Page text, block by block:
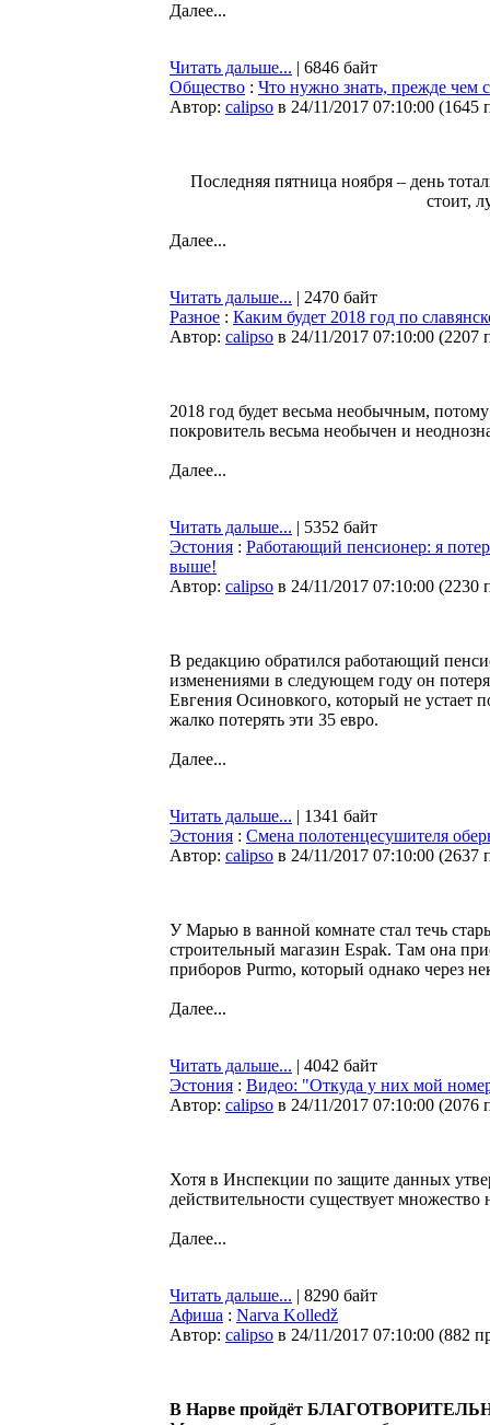
Далее...
Читать дальше... | 6846 байт
Общество : Что нужно знать, прежде чем
Автор: calipso в 24/11/2017 07:10:00 (1645
Последняя пятница ноября – день
стоит,
Далее...
Читать дальше... | 2470 байт
Разное : Каким будет 2018 год по
Автор: calipso в 24/11/2017 07:10:00 (2207
2018 год будет весьма необычным,
покровитель весьма необычен и
Далее...
Читать дальше... | 5352 байт
Эстония : Работающий пенсионер: я
выше!
Автор: calipso в 24/11/2017 07:10:00 (2230
В редакцию обратился работающий
изменениями в следующем году он
Евгения Осиновкого, который не устает
жалко потерять эти 35 евро.
Далее...
Читать дальше... | 1341 байт
Эстония : Смена полотенцесушителя
Автор: calipso в 24/11/2017 07:10:00 (2637
У Марью в ванной комнате стал течь
строительный магазин Espak. Там она
приборов Purmo, который однако через
Далее...
Читать дальше... | 4042 байт
Эстония : Видео: "Откуда у них мой
Автор: calipso в 24/11/2017 07:10:00 (2076
Хотя в Инспекции по защите данных
действительности существует
Далее...
Читать дальше... | 8290 байт
Афиша : Narva Kolledž
Автор: calipso в 24/11/2017 07:10:00 (882
В Нарве пройдёт